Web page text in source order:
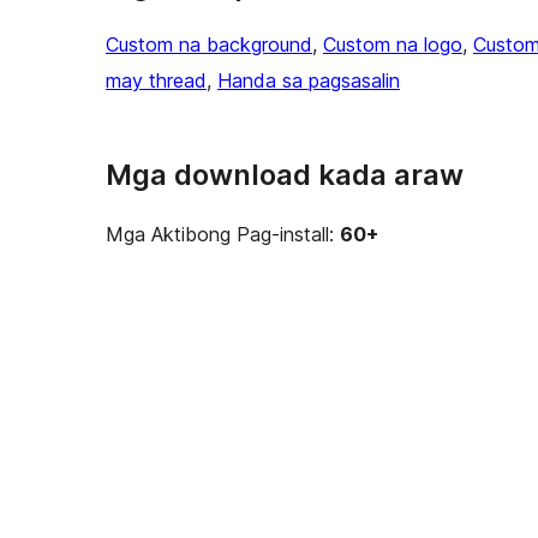
Custom na background, Custom na logo,
may thread, Handa sa pagsasalin
Mga download kada araw
Mga Aktibong Pag-install: 60+